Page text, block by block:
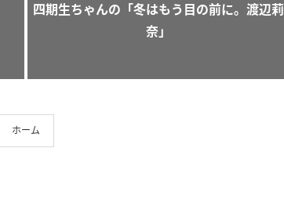
四期生ちゃんの「冬はもう目の前に。渡辺莉
奈」
ホーム